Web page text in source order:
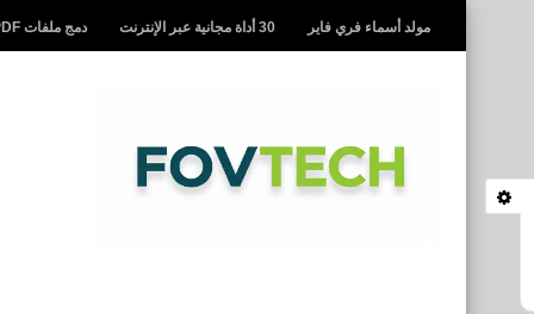
مولد أسماء فري فاير 30 أداة مجانية عبر الإنترنت دمج ملفات PDF